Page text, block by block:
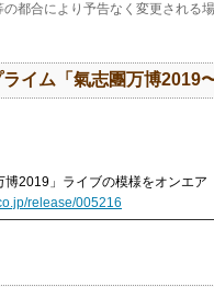
都合により予告なく変更される
イム「氣志團万博2019
博2019」ライブの模様をオンエア
release/005216